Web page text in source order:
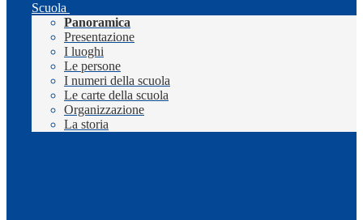
Scuola
Panoramica
Presentazione
I luoghi
Le persone
I numeri della scuola
Le carte della scuola
Organizzazione
La storia